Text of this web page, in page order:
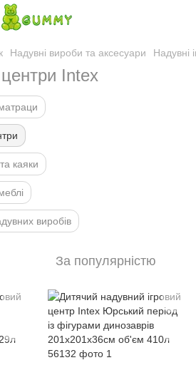
Надувні вироби та аксесуари Надувні
центри Intex
каяки
виробів
За популярністю